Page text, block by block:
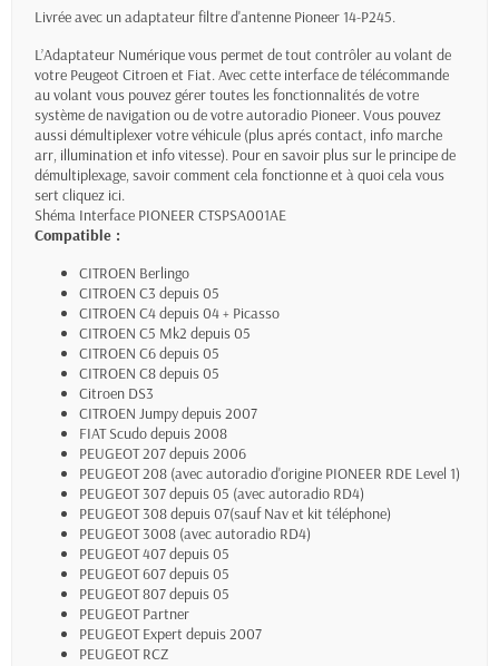
Livrée avec un adaptateur filtre d'antenne Pioneer 14-P245.
L’Adaptateur Numérique vous permet de tout contrôler au volant de
votre Peugeot Citroen et Fiat. Avec cette interface de télécommande
au volant vous pouvez gérer toutes les fonctionnalités de votre
système de navigation ou de votre autoradio Pioneer. Vous pouvez
aussi démultiplexervotre véhicule (plus aprés contact, info marche
arr, illumination et info vitesse). Pour en savoir plus sur le principe de
démultiplexage, savoir comment cela fonctionne et à quoi cela vous
sert cliquez ici.
Shéma Interface PIONEER CTSPSA001AE
Compatible :
CITROEN Berlingo
CITROEN C3 depuis 05
CITROEN C4 depuis 04 + Picasso
CITROEN C5 Mk2 depuis 05
CITROEN C6 depuis 05
CITROEN C8 depuis 05
Citroen DS3
CITROEN Jumpy depuis 2007
FIAT Scudo depuis 2008
PEUGEOT 207 depuis 2006
PEUGEOT 208 (avec autoradio d'origine PIONEER RDE Level 1)
PEUGEOT 307 depuis 05 (avec autoradio RD4)
PEUGEOT 308 depuis 07(sauf Nav et kit téléphone)
PEUGEOT 3008 (avec autoradio RD4)
PEUGEOT 407 depuis 05
PEUGEOT 607 depuis 05
PEUGEOT 807 depuis 05
PEUGEOT Partner
PEUGEOT Expert depuis 2007
PEUGEOT RCZ